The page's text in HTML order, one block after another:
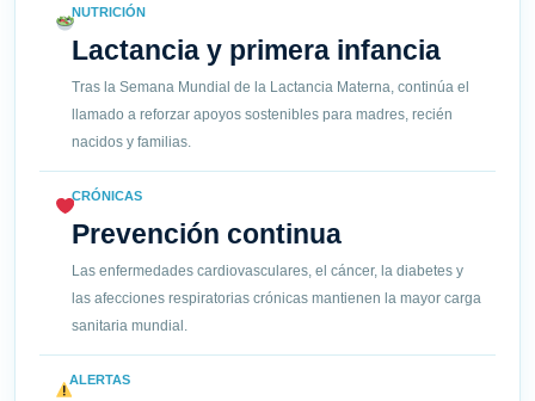
NUTRICIÓN
Lactancia y primera infancia
Tras la Semana Mundial de la Lactancia Materna, continúa el
llamado a reforzar apoyos sostenibles para madres, recién
nacidos y familias.
CRÓNICAS
Prevención continua
Las enfermedades cardiovasculares, el cáncer, la diabetes y
las afecciones respiratorias crónicas mantienen la mayor carga
sanitaria mundial.
ALERTAS